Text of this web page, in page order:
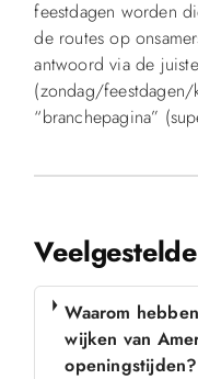
feestdagen worden
de routes op
antwoord via de
(zondag/
“branchepagina”
Waarom
wijken van
openingstijden?